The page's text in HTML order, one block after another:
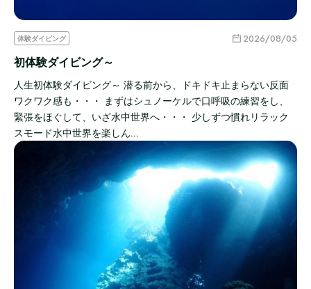
体験ダイビング 2026/08/05
初体験ダイビング～
人生初体験ダイビング～ 潜る前から、ドキドキ止まらない反面
ワクワク感も・・・ まずはシュノーケルで口呼吸の練習をし、
緊張をほぐして、いざ水中世界へ・・・ 少しずつ慣れリラック
スモード水中世界を楽しん…